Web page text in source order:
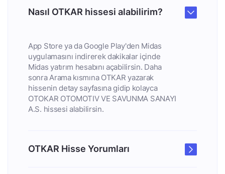
Nasıl OTKAR hissesi alabilirim?
App Store ya da Google Play'den Midas
uygulamasını indirerek dakikalar içinde
Midas yatırım hesabını açabilirsin. Daha
sonra Arama kısmına OTKAR yazarak
hissenin detay sayfasına gidip kolayca
OTOKAR OTOMOTIV VE SAVUNMA SANAYI
A.S. hissesi alabilirsin.
OTKAR Hisse Yorumları